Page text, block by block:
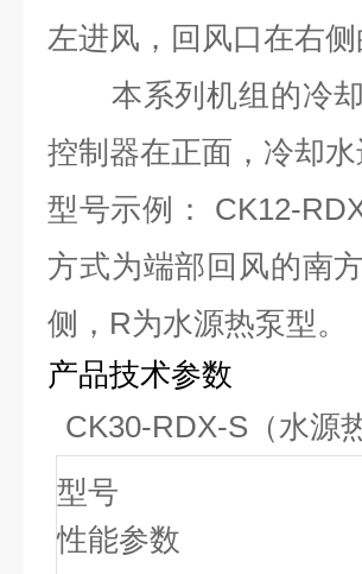
左进风，回风口在右
本系列机组的冷却
控制器在正面，冷却
型号示例： CK12-R
方式为端部回风的南
侧 ，R为水源热泵型。
产品技术参数
CK30-RDX-S（水源
型号
性能参数